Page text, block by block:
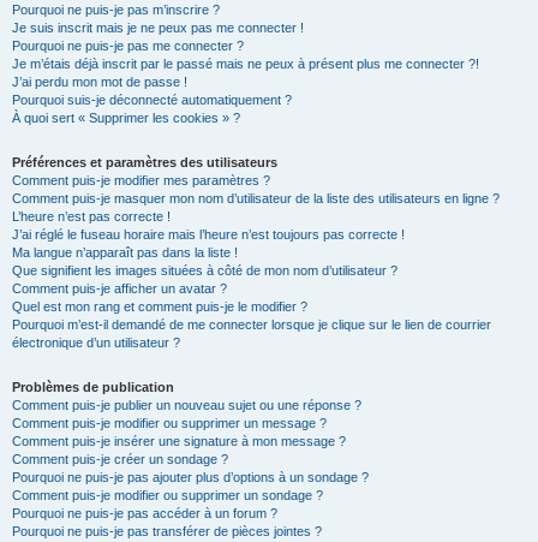
Pourquoi ne puis-je pas m’inscrire ?
Je suis inscrit mais je ne peux pas me connecter !
Pourquoi ne puis-je pas me connecter ?
Je m’étais déjà inscrit par le passé mais ne peux à présent plus me connecter ?!
J’ai perdu mon mot de passe !
Pourquoi suis-je déconnecté automatiquement ?
À quoi sert « Supprimer les cookies » ?
Préférences et paramètres des utilisateurs
Comment puis-je modifier mes paramètres ?
Comment puis-je masquer mon nom d’utilisateur de la liste des utilisateurs en ligne ?
L’heure n’est pas correcte !
J’ai réglé le fuseau horaire mais l’heure n’est toujours pas correcte !
Ma langue n’apparaît pas dans la liste !
Que signifient les images situées à côté de mon nom d’utilisateur ?
Comment puis-je afficher un avatar ?
Quel est mon rang et comment puis-je le modifier ?
Pourquoi m’est-il demandé de me connecter lorsque je clique sur le lien de courrier
électronique d’un utilisateur ?
Problèmes de publication
Comment puis-je publier un nouveau sujet ou une réponse ?
Comment puis-je modifier ou supprimer un message ?
Comment puis-je insérer une signature à mon message ?
Comment puis-je créer un sondage ?
Pourquoi ne puis-je pas ajouter plus d’options à un sondage ?
Comment puis-je modifier ou supprimer un sondage ?
Pourquoi ne puis-je pas accéder à un forum ?
Pourquoi ne puis-je pas transférer de pièces jointes ?